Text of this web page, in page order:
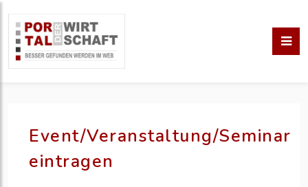
Event/Veranstaltung/Seminar
eintragen